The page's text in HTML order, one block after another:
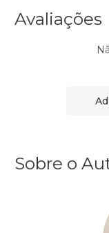
Avaliações
Sobre o